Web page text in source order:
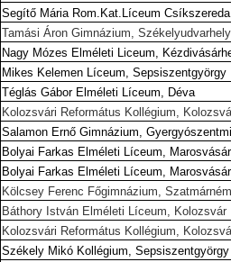
Segítő Mária Rom.Kat.Líceum Csíkszereda
Tamási Áron Gimnázium, Székelyudvarhely
Nagy Mózes Elméleti Liceum,
Mikes Kelemen Líceum, Sepsiszentgyörgy
Téglás Gábor Elméleti Líceum, Déva
Kolozsvári Református Kollégium,
Salamon Ernő Gimnázium,
Bolyai Farkas Elméleti Líceum,
Bolyai Farkas Elméleti Líceum,
Kölcsey Ferenc Főgimnázium,
Báthory István Elméleti Líceum, Kolozsvár
Kolozsvári Református Kollégium,
Székely Mikó Kollégium, Sepsiszentgyörgy